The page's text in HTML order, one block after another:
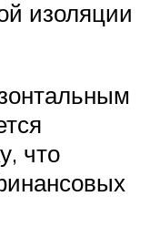
изоляции
что